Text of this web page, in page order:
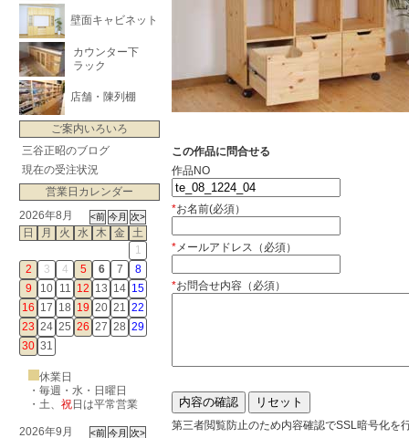
壁面キャビネット
カウンター下
ラック
店舗・陳列棚
ご案内いろいろ
三谷正昭のブログ
現在の受注状況
営業日カレンダー
2026年8月
日
月 火 水 木 金
土
1
2
3 4 5 6 7
8
9
10 11 12 13 14 15
16 17 18 19 20 21 22
23 24 25 26 27 28 29
30 31
休業日
・毎週・水・日曜日
・ 土、 祝日は平常営業
2026年9月
この作品に問合せる
作品NO
*お名前(必須）
*メールアドレス（必須）
*お問合せ内容（必須）
第三者閲覧防止のため内容確認でSSL暗号化を